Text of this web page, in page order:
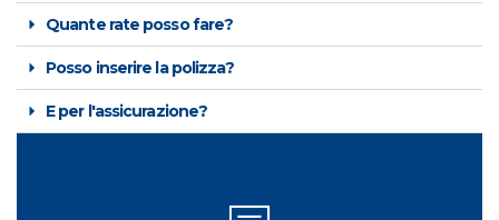
Quante rate posso fare?
Posso inserire la polizza?
E per l'assicurazione?